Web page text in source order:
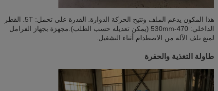
هذا المكون يدعم الملف وتتيح الحركة الدوارة. القدرة على تحمل: 5T. القطر
الداخلي: 470-530mm (يمكن تعديله حسب الطلب).مجهزة بجهاز الفرامل
لمنع تلف الآلة من الاصطدام أثناء التشغيل.
طاولة التغذية والحفرة